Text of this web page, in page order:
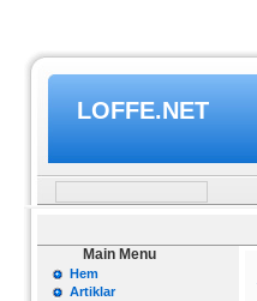
LOFFE.NET
Main Menu
Hem
Artiklar